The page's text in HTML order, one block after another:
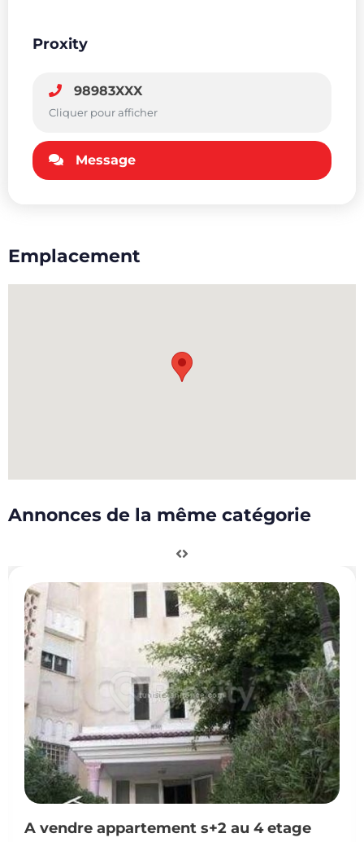
Proxity
98983XXX
Cliquer pour afficher
Message
Emplacement
Annonces de la même catégorie
A vendre appartement s+2 au 4 etage